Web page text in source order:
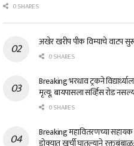
0 SHARES
अखेर खरीप पीक विम्याचे वाटप
0 SHARES
Breaking भरधाव ट्रकने
मृत्यू; बायपासला सर्व्हिस रोड
0 SHARES
Breaking महावितरणच्या
डोक्यात खुर्ची घातल्याने रक्तबंबाळ;